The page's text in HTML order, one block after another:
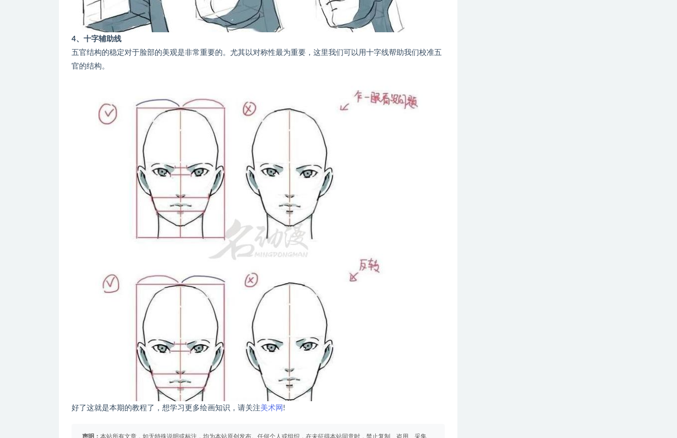
4、十字辅助线
五官结构的稳定对于脸部的美观是非常重要的。尤其以对称性最为重要，这里我们可以用十字线帮助我们校准五
官的结构。
好了这就是本期的教程了，想学习更多绘画知识，请关注美术网 !
声明： 本站所有文章，如无特殊说明或标注，均为本站原创发布。任何个人或组织，在未征得本站同意时，禁止复制、盗用、采集、